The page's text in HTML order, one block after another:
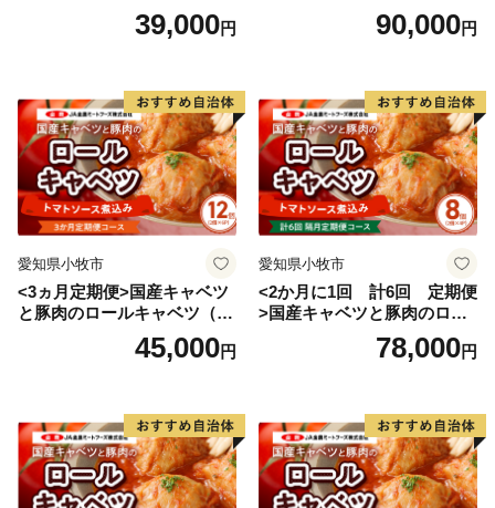
お間違いがないか十分にご確認の上ご注文ください。
り状記載のご依頼主様に返送させていただきます。
■ワンストップ特例申請書
入金確認後、注文内容確認画面の【注文者情報】に記載
の住所へ申込完了日から30日程度で発送いたします。
（返信封筒あり・切手必要）
※確定申告をされる方は特例申請の必要はございませ
ん。
【ワンストップ特例申請書送付先】
住所：宮崎県都城市宮丸町3070-1
宛先：三木町ふるさと納税ワンストップ受付センター
行
※ワンストップ特例申請受付を外部委託しています。
39,000円 90,000円
愛知県小牧市
<3ヵ月定期便>国産キャベツ
と豚肉のロールキャベツ（6P
45,000円
愛知県小牧市
<2か月に1回 計6回 定期便
>国産キャベツと豚肉のロー
ルキャベツ（4P入り）
78,000円